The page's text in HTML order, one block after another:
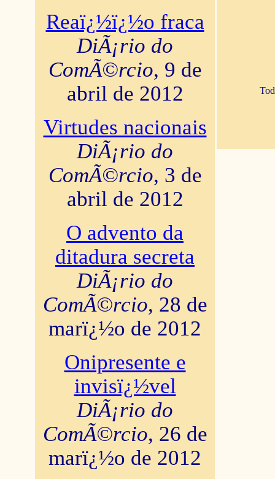
Reaï¿½ï¿½o fraca
DiÃ¡rio do
ComÃ©rcio, 9 de
abril de 2012
Virtudes nacionais
DiÃ¡rio do
ComÃ©rcio, 3 de
abril de 2012
O advento da
ditadura secreta
DiÃ¡rio do
ComÃ©rcio, 28 de
marï¿½o de 2012
Onipresente e
invisï¿½vel
DiÃ¡rio do
ComÃ©rcio, 26 de
marï¿½o de 2012